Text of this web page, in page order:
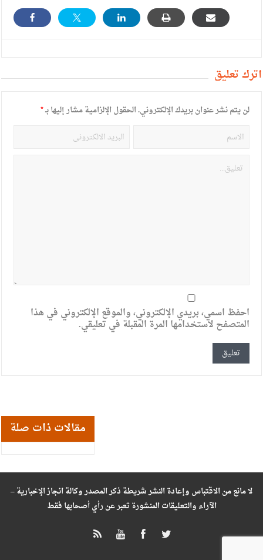
أترك تعليق
لن يتم نشر عنوان بريدك الإلكتروني.الحقول الإلزامية مشار إليها بـ*
احفظ اسمي، بريدي الإلكتروني، والموقع الإلكتروني في هذا
المتصفح لاستخدامها المرة المقبلة في تعليقي.
مقالات ذات صلة
لا مانع من الاقتباس وإعادة النشر شريطة ذكر المصدر وكالة انجاز الإخبارية –
الآراء والتعليقات المنشورة تعبر عن رأي أصحابها فقط